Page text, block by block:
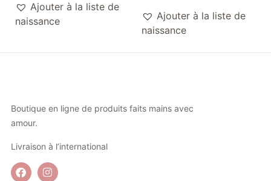
Ajouter à la liste de
naissance
Ajouter à la liste de
naissance
Boutique en ligne de produits faits mains avec
amour.
Livraison à l’international